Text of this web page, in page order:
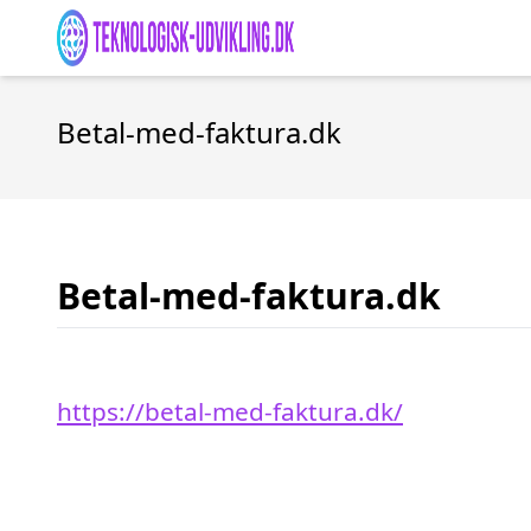
Betal-med-faktura.dk
Betal-med-faktura.dk
https://betal-med-faktura.dk/